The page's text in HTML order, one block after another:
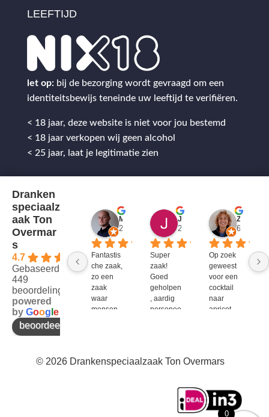
LEEFTIJD
let op: bij de bezorging wordt gevraagd om een
identiteitsbewijs teneinde uw leeftijd te verifiëren.
< 18 jaar, deze website is niet voor jou bestemd
< 18 jaar verkopen wij geen alcohol
< 25 jaar, laat je legitimatie zien
Dranken
speciaalz
aak Ton
Overmar
s
4.7
Gebaseerd op
449
beoordelingen
powered
by Goog e
beoordeel ons op
2 jaar geleden
Fantastis
che zaak,
zo een
zaak
waar
mensen
enthousi
2 jaar geleden
Super
zaak!
Goed
geholpen
, aardig
personee
6 jaar
Op zoek
geweest
voor een
cocktail
naar
apricot
niet te
Ton
Overmar
© 2026 Drankenspeciaalzaak Ton Overmars
0